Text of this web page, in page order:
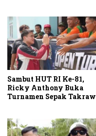
Sambut HUT RI Ke-81,
Ricky Anthony Buka
Turnamen Sepak Takraw